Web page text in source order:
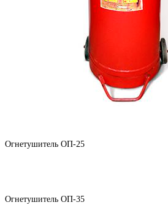
Огнетушитель ОП-25
Огнетушитель ОП-35